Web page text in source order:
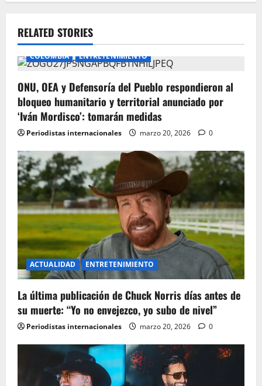
RELATED STORIES
COLOMBIA ENTRETENIMIENTO
ONU, OEA y Defensoría del Pueblo respondieron al
bloqueo humanitario y territorial anunciado por
‘Iván Mordisco’: tomarán medidas
Periodistas internacionales marzo 20, 2026 0
ACTUALIDAD ENTRETENIMIENTO
La última publicación de Chuck Norris días antes de
su muerte: “Yo no envejezco, yo subo de nivel”
Periodistas internacionales marzo 20, 2026 0